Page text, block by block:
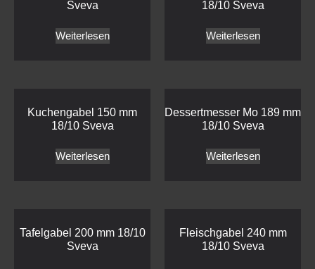
Sveva
Weiterlesen
18/10 Sveva
Weiterlesen
Kuchengabel 150 mm
18/10 Sveva
Weiterlesen
Dessertmesser Mo 189 mm
18/10 Sveva
Weiterlesen
Tafelgabel 200 mm 18/10
Sveva
Fleischgabel 240 mm
18/10 Sveva